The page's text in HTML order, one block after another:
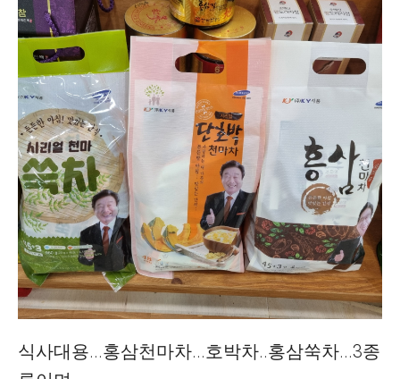
식사대용...홍삼천마차...호박차..홍삼쑥차...3종